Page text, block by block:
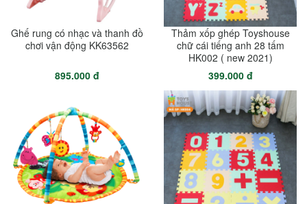
Ghế rung có nhạc và thanh đồ
chơi vận động KK63562
895.000 đ
Thảm xốp ghép Toyshouse
chữ cái tiếng anh 28 tấm
HK002 ( new 2021)
399.000 đ